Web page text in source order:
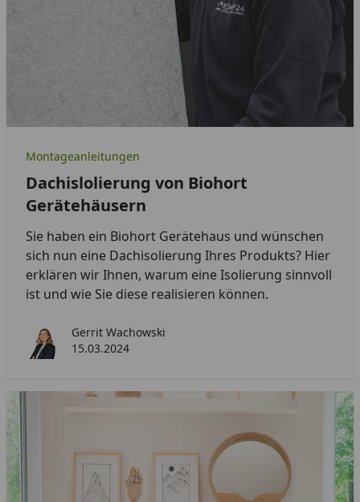
Montageanleitungen
Dachislolierung von Biohort
Gerätehäusern
Sie haben ein Biohort Gerätehaus und wünschen
sich nun eine Dachisolierung Ihres Produkts? Hier
erklären wir Ihnen, warum eine Isolierung sinnvoll
ist und wie Sie diese realisieren können.
Gerrit Wachowski
15.03.2024